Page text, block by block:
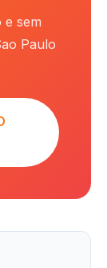
e sem
Paulo